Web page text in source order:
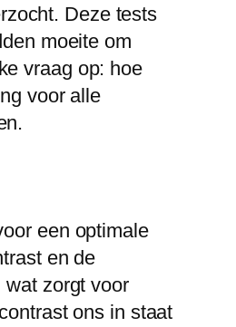
Deze tests
moeite om
vraag op: hoe
voor alle
een optimale
en de
wat zorgt voor
ons in staat